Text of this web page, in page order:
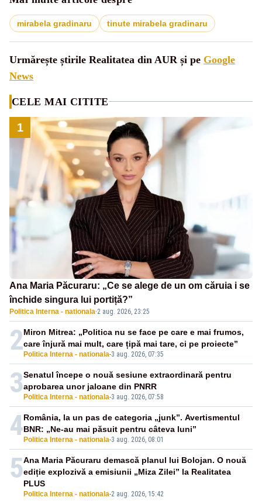
mirabela gradinaru tinute mirabela gradinaru
Urmărește știrile Realitatea din AUR și pe Google
News
CELE MAI CITITE
1
Ana Maria Păcuraru: „Ce se alege de un om căruia i se
închide singura lui portiță?”
Politica Interna - nationala·2 aug. 2026, 23:25
2 Politica Interna - nationala-3 aug. 2026, 07:35
Miron Mitrea: „Politica nu se face pe care e mai frumos,
care înjură mai mult, care țipă mai tare, ci pe proiecte”
3 Politica Interna - nationala-3 aug. 2026, 07:58
Senatul începe o nouă sesiune extraordinară pentru
aprobarea unor jaloane din PNRR
4 Politica Interna - nationala-3 aug. 2026, 08:01
România, la un pas de categoria „junk”. Avertismentul
BNR: „Ne-au mai păsuit pentru câteva luni”
5
Politica Interna - nationala-2 aug. 2026, 15:42
Ana Maria Păcuraru demască planul lui Bolojan. O nouă
ediție explozivă a emisiunii „Miza Zilei” la Realitatea
PLUS